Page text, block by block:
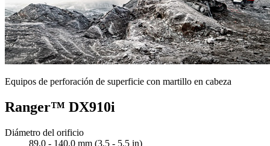
Equipos de perforación de superficie con martillo en cabeza
Ranger™ DX910i
Diámetro del orificio
89.0 - 140.0 mm (3.5 - 5.5 in)